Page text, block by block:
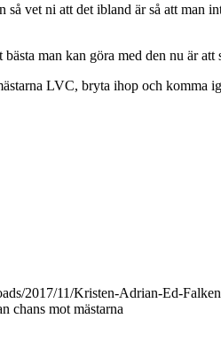
så vet ni att det ibland är så att
man kan göra med den nu är
LVC, bryta ihop och komma
2017/11/Kristen-Adrian-Ed-
chans mot mästarna